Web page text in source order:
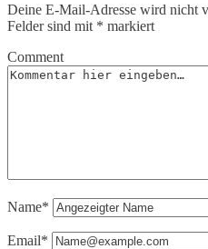
Deine E-Mail-Adresse wird nicht
Felder sind mit * markiert
Comment
Name*
Email*